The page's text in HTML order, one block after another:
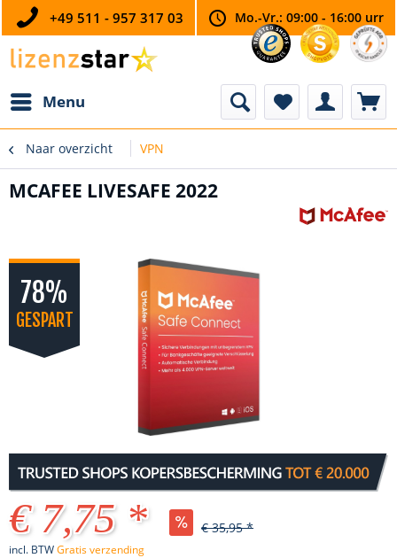
+49 511 - 957 317 03 Mo.-Vr.: 09:00 - 16:00 urr
Menu
Naar overzicht VPN
MCAFEE LIVESAFE 2022
78%
GESPART
€ 7,75 * € 35,95 *
incl. BTWGratis verzending